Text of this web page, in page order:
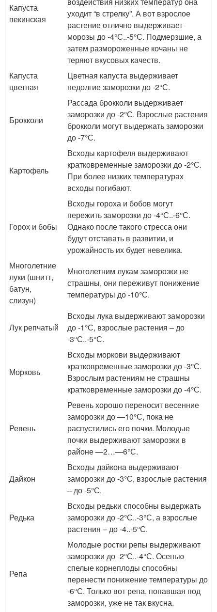
Капуста
пекинская
уходит “в стрелку”. А вот взрослое
растение отлично выдерживает
морозы до -4°С..-5°С. Подмерзшие, а
затем размороженные кочаны не
теряют вкусовых качеств.
Капуста
цветная
Цветная капуста выдерживает
недолгие заморозки до -2°С.
Брокколи
Рассада брокколи выдерживает
заморозки до -2°С. Взрослые растения
брокколи могут выдержать заморозки
до -7°С.
Картофель
Всходы картофеля выдерживают
кратковременные заморозки до -2°С.
При более низких температурах
всходы погибают.
Горох и бобы
Всходы гороха и бобов могут
пережить заморозки до -4°С..-6°С.
Однако после такого стресса они
будут отставать в развитии, и
урожайность их будет невелика.
Многолетние
луки (шнитт,
батун,
слизун)
Многолетним лукам заморозки не
страшны, они переживут понижение
температуры до -10°С.
Лук репчатый
Всходы лука выдерживают заморозки
до -1°С, взрослые растения – до
-3°С..-5°С.
Морковь
Всходы моркови выдерживают
кратковременные заморозки до -3°С.
Взрослым растениям не страшны
кратковременные заморозки до -4°С.
Ревень
Ревень хорошо переносит весенние
заморозки до —10°С, пока не
распустились его почки. Молодые
почки выдерживают заморозки в
районе —2…—6°С.
Дайкон
Всходы дайкона выдерживают
заморозки до -3°С, взрослые растения
– до -5°С.
Редька
Всходы редьки способны выдержать
заморозки до -2°С..-3°С, а взрослые
растения – до -4..-5°С.
Репа
Молодые ростки репы выдерживают
заморозки до -2°С..-4°С. Осенью
спелые корнеплоды способны
перенести понижение температуры до
-6°С. Только вот репа, попавшая под
заморозки, уже не так вкусна.